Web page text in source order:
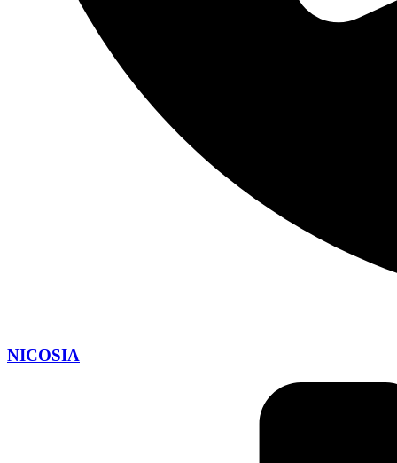
NICOSIA